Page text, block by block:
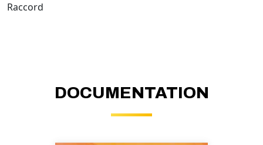
Raccord
DOCUMENTATION